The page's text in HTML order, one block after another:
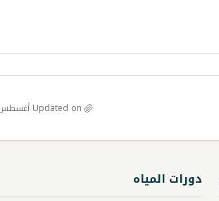
Updated on أغسطس 11, 2024 at 9:39 ص
دورات المياه